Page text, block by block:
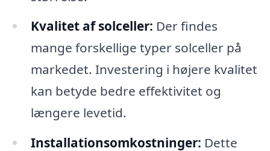
Kvalitet af solceller: Der findes
mange forskellige typer solceller på
markedet. Investering i højere kvalitet
kan betyde bedre effektivitet og
længere levetid.
Installationsomkostninger: Dette